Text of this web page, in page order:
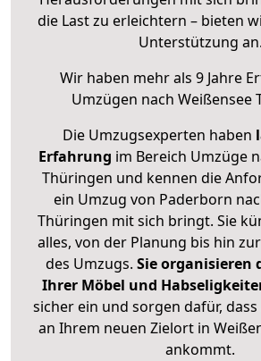
die Last zu erleichtern – bieten
Unterstützung an.
Wir haben mehr als 9 Jahre
Umzügen nach Weißensee
Die Umzugsexperten haben
Erfahrung im Bereich Umzüge
Thüringen und kennen die
ein Umzug von Paderborn
Thüringen mit sich bringt. Sie
alles, von der Planung bis hin
des Umzugs. Sie organisieren
Ihrer Möbel und
sicher ein und sorgen dafür,
an Ihrem neuen Zielort in
ankommt.